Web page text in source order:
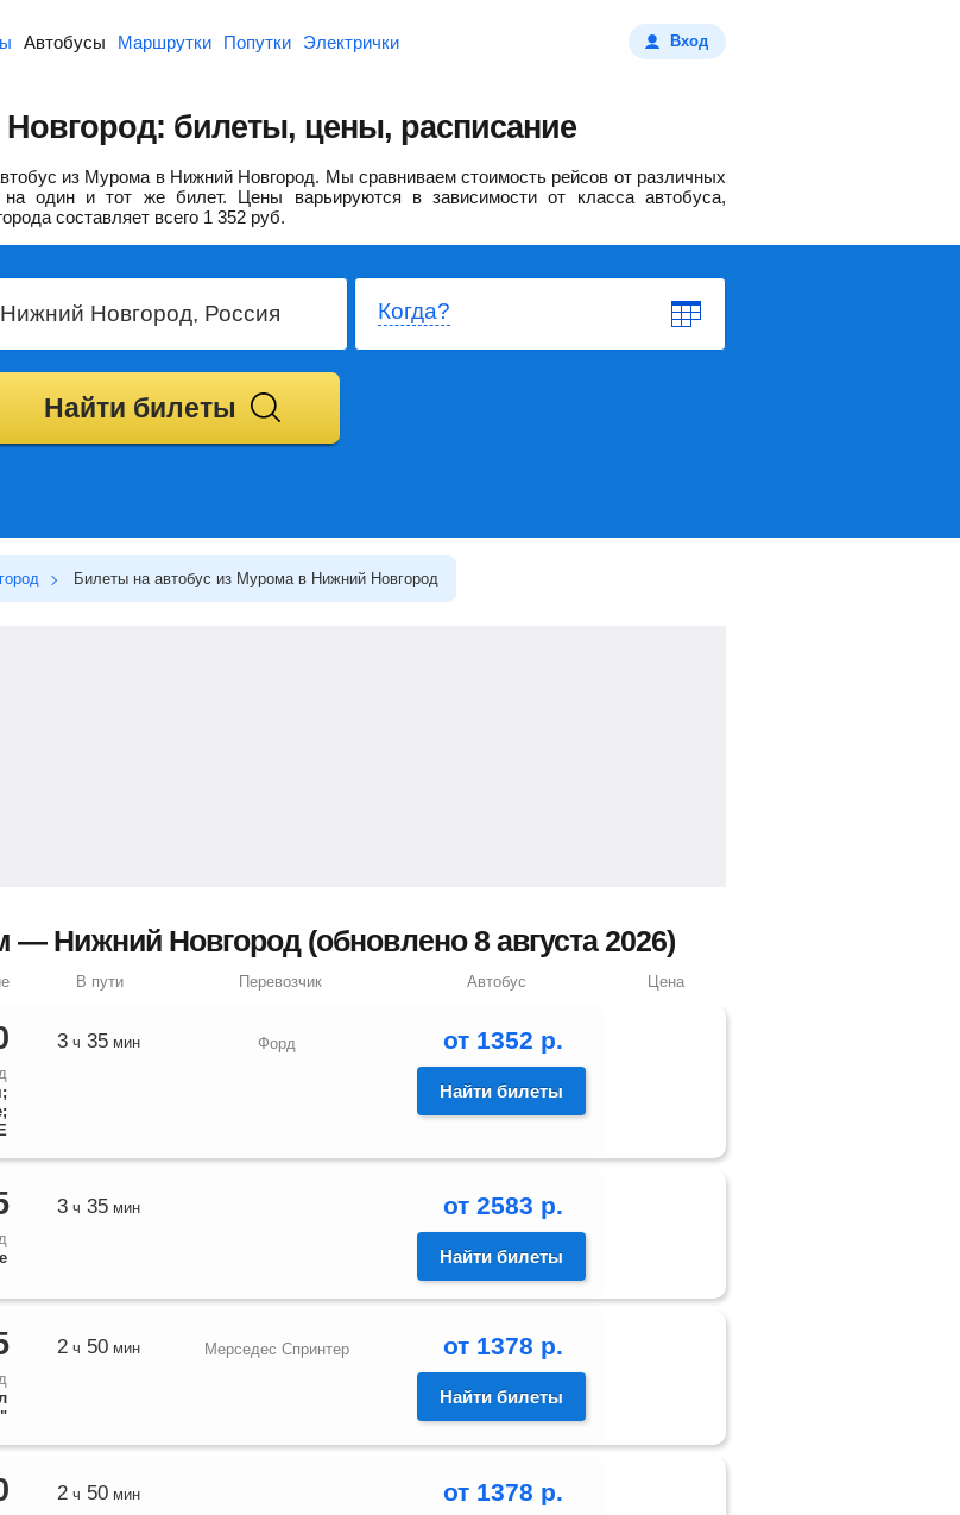
Автобусы Маршрутки Попутки Электрички Вход
билеты, цены, расписание
из Мурома в Нижний Новгород. Мы сравниваем стоимость рейсов от различных
один и тот же билет. Цены варьируются в зависимости от класса автобуса,
составляет всего 1 352 руб.
Когда?
Найти билеты
Билеты на автобус из Мурома в Нижний Новгород
— Нижний Новгород (обновлено 8 августа 2026)
В пути Перевозчик Автобус Цена
3ч 35мин Форд от 1352 р.
Найти билеты
3ч 35мин от 2583 р.
Найти билеты
2ч 50мин Мерседес Спринтер от 1378 р.
Найти билеты
2ч 50мин от 1378 р.